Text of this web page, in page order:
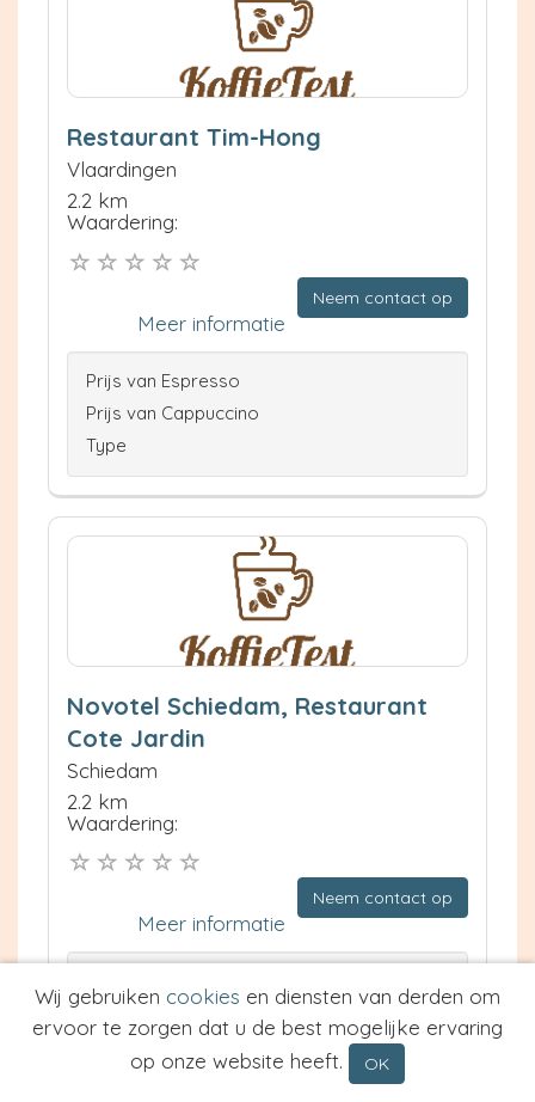
Restaurant Tim-Hong
Vlaardingen
2.2 km
Waardering:
Neem contact op
Meer informatie
Prijs van Espresso
Prijs van Cappuccino
Type
Novotel Schiedam, Restaurant
Cote Jardin
Schiedam
2.2 km
Waardering:
Neem contact op
Meer informatie
Wij gebruiken cookies en diensten van derden om
ervoor te zorgen dat u de best mogelijke ervaring
op onze website heeft.
OK